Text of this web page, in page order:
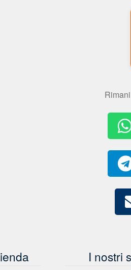
I nostri